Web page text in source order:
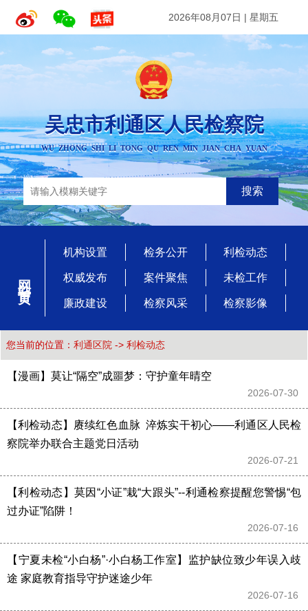
2026年08月07日 | 星期五
吴忠市利通区人民检察院
WU ZHONG SHI LI TONG QU REN MIN JIAN CHA YUAN
搜索
网站首页
机构设置 检务公开 利检动态
权威发布 案件聚焦 未检工作
廉政建设 检察风采 检察影像
您当前的位置： 利通区院 -> 利检动态
【漫画】莫让“隔空”成噩梦：守护童年晴空
2026-07-30
【利检动态】赓续红色血脉  淬炼实干初心——利通区人民检
察院举办联合主题党日活动
2026-07-21
【利检动态】莫因“小证”栽“大跟头”--利通检察提醒您警惕“包
过办证”陷阱！
2026-07-16
【宁夏未检“小白杨”·小白杨工作室】监护缺位致少年误入歧
途 家庭教育指导守护迷途少年
2026-07-16